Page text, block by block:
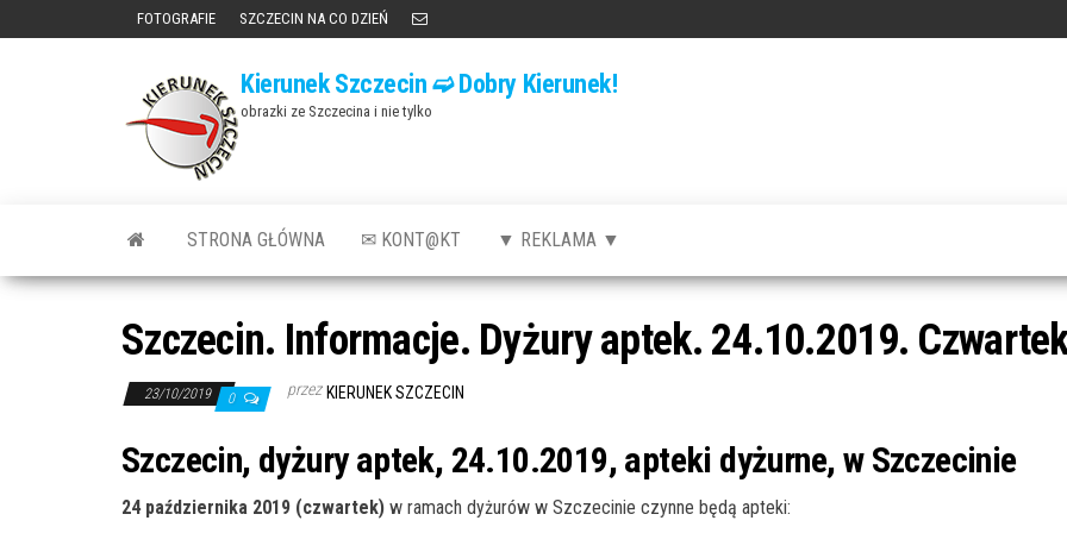
FOTOGRAFIE SZCZECIN NA CO DZIEŃ
Kierunek Szczecin ➫ Dobry Kierunek!
obrazki ze Szczecina i nie tylko
STRONA GŁÓWNA ✉ KONT@KT ▼ REKLAMA ▼
Szczecin. Informacje. Dyżury aptek. 24.10.2019.
23/10/2019 0 przez KIERUNEK SZCZECIN
Szczecin, dyżury aptek, 24.10.2019, apteki dyżurne, w Szczecinie
24 października 2019 (czwartek) w ramach dyżurów w Szczecinie czynne będą apteki: